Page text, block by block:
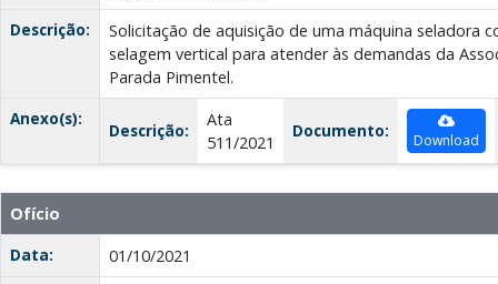
Descrição:
Solicitação de aquisição de uma máquina seladora
selagem vertical para atender às demandas da
Parada Pimentel.
Anexo(s):
Descrição:
Ata
511/2021
Documento: Download
Ofício
Data:
01/10/2021